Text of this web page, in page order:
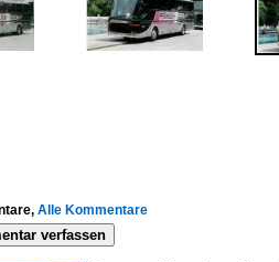
Alle Kommentare
verfassen